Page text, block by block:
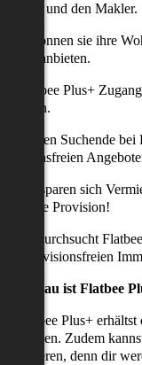
und den Makler.
können sie ihre
anbieten.
Flatbee Plus+
erhalten Suchende
uns sparen sich
Provision!
durchsucht
provisionsfreien
genau ist Flatbee
Flatbee Plus+
Zudem
denn dir